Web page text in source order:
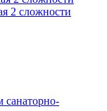
2 сложности
санаторно-